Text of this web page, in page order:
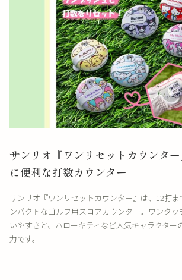
サンリオ『ワンリセットカウンタ
に便利な打数カウンター
サンリオ『ワンリセットカウンター』は、12打
ンパクトなゴルフ用スコアカウンター。ワンタ
いやすさと、ハローキティなど人気キャラクター
力です。